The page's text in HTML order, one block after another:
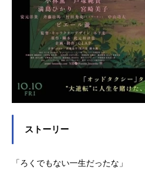
ストーリー
「ろくでもない一生だったな」